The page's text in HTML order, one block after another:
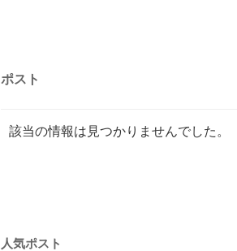
ポスト
該当の情報は見つかりませんでした。
人気ポスト